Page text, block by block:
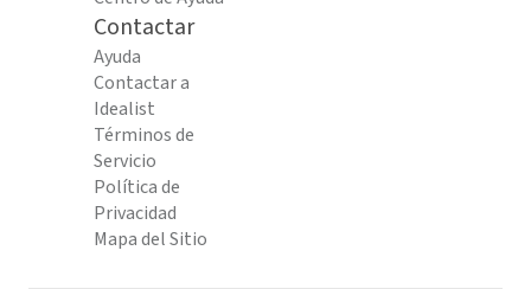
Contactar
Ayuda
Contactar a
Idealist
Términos de
Servicio
Política de
Privacidad
Mapa del Sitio